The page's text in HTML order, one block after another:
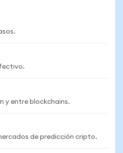
y entre blockchains.
de predicción cripto.